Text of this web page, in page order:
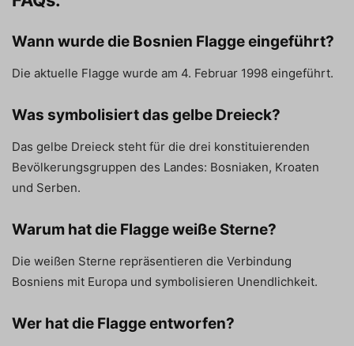
Wann wurde die Bosnien Flagge eingeführt?
Die aktuelle Flagge wurde am 4. Februar 1998 eingeführt.
Was symbolisiert das gelbe Dreieck?
Das gelbe Dreieck steht für die drei konstituierenden
Bevölkerungsgruppen des Landes: Bosniaken, Kroaten
und Serben.
Warum hat die Flagge weiße Sterne?
Die weißen Sterne repräsentieren die Verbindung
Bosniens mit Europa und symbolisieren Unendlichkeit.
Wer hat die Flagge entworfen?